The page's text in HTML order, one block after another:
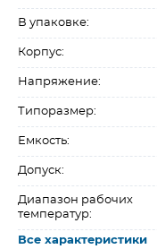
В упаковке:
Корпус:
Напряжение:
Типоразмер:
Емкость:
Допуск:
Диапазон рабочих
температур:
Все характеристики